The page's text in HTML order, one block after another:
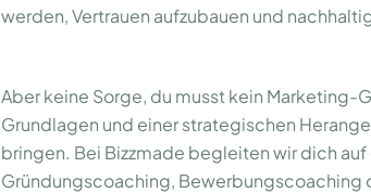
werden, Vertrauen aufzubauen und
Aber keine Sorge, du musst kein Marketing-
Grundlagen und einer strategischen
bringen. Bei Bizzmade begleiten wir dich
Gründungscoaching, Bewerbungscoaching